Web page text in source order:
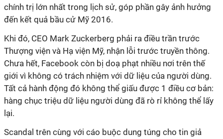
chính trị lớn nhất trong lịch sử, góp phần gây ảnh hưởng
đến kết quả bầu cử Mỹ 2016.
Khi đó, CEO Mark Zuckerberg phải ra điều trần trước
Thượng viện và Hạ viện Mỹ, nhận lỗi trước truyền thông.
Chưa hết, Facebook còn bị doạ phạt nhiều nơi trên thế
giới vì không có trách nhiệm với dữ liệu của người dùng.
Tất cả hành động đó không thể giấu được 1 điều cơ bản:
hàng chục triệu dữ liệu người dùng đã rò rỉ không thể lấy
lại.
Scandal trên cùng với cáo buộc dung túng cho tin giả